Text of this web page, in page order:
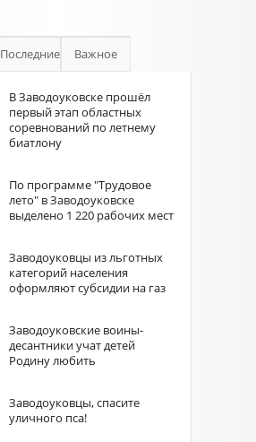
Последние Важное
В Заводоуковске прошёл
первый этап областных
соревнований по летнему
биатлону
По программе "Трудовое
лето" в Заводоуковске
выделено 1 220 рабочих мест
Заводоуковцы из льготных
категорий населения
оформляют субсидии на газ
Заводоуковские воины-
десантники учат детей
Родину любить
Заводоуковцы, спасите
уличного пса!